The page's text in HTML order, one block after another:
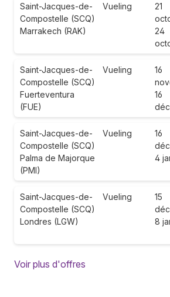
Saint-Jacques-de-
Compostelle (SCQ)
Marrakech (RAK)
Vueling
21
24
Saint-Jacques-de-
Compostelle (SCQ)
Fuerteventura
(FUE)
Vueling
16
16
Saint-Jacques-de-
Compostelle (SCQ)
Palma de Majorque
(PMI)
Vueling
16
4
Saint-Jacques-de-
Compostelle (SCQ)
Londres (LGW)
Vueling
15
8
Voir plus d'offres